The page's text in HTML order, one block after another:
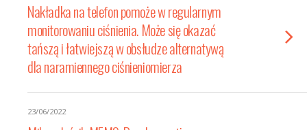
Nakładka na telefon pomoże w regularnym
monitorowaniu ciśnienia. Może się okazać
tańszą i łatwiejszą w obsłudze alternatywą
dla naramiennego ciśnieniomierza
23/06/2022